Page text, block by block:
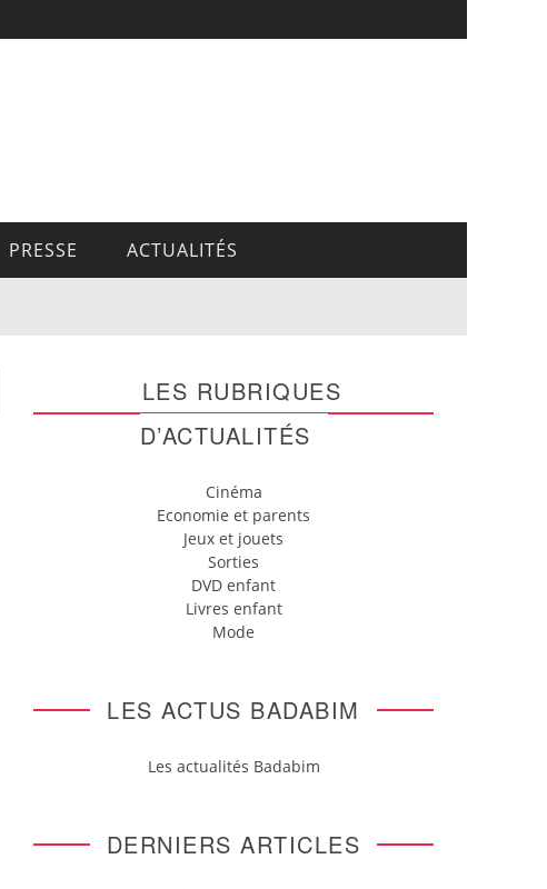
PRESSE ACTUALITÉS
LES RUBRIQUES
D’ACTUALITÉS
Cinéma
Economie et parents
Jeux et jouets
Sorties
DVD enfant
Livres enfant
Mode
LES ACTUS BADABIM
Les actualités Badabim
DERNIERS ARTICLES